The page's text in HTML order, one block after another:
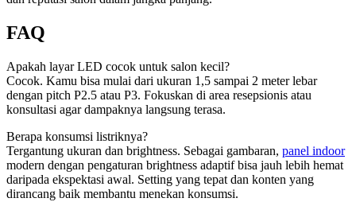
FAQ
Apakah layar LED cocok untuk salon kecil?
Cocok. Kamu bisa mulai dari ukuran 1,5 sampai 2 meter lebar
dengan pitch P2.5 atau P3. Fokuskan di area resepsionis atau
konsultasi agar dampaknya langsung terasa.
Berapa konsumsi listriknya?
Tergantung ukuran dan brightness. Sebagai gambaran, panel indoor
modern dengan pengaturan brightness adaptif bisa jauh lebih hemat
daripada ekspektasi awal. Setting yang tepat dan konten yang
dirancang baik membantu menekan konsumsi.